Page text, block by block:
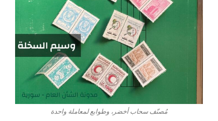
مُصنّف سحاب أخضر، وطوابع لمعاملة واحدة